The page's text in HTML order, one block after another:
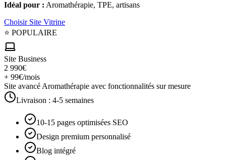
Idéal pour : Aromathérapie, TPE, artisans
Choisir Site Vitrine
⭐ POPULAIRE
Site Business
2 990€
+ 99€/mois
Site avancé Aromathérapie avec fonctionnalités sur mesure
Livraison : 4-5 semaines
10-15 pages optimisées SEO
Design premium personnalisé
Blog intégré